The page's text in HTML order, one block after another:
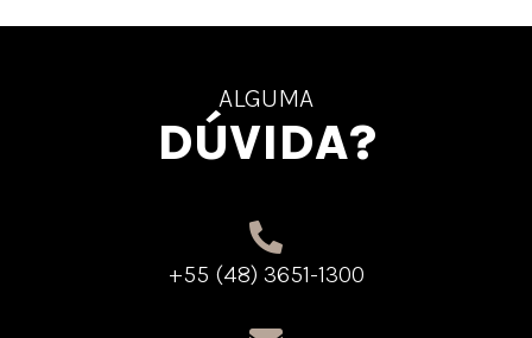
ALGUMA
DÚVIDA?
+55 (48) 3651-1300